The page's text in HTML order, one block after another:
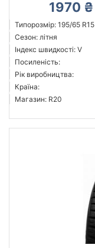
1970 ₴
Типорозмір: 195/65 R15
Сезон: літня
Індекс швидкості: V
Посиленість:
Рік виробництва:
Країна:
Магазин: R20